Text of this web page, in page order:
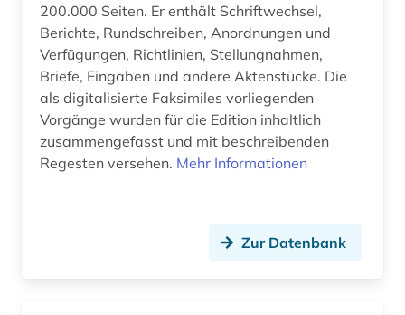
datenschutzrecht (3)
datensicherung (1)
datenverarbeitung (1)
datenwirtschaft (1)
ddr (2)
200.000 Seiten. Er enthält Schriftwechsel,
Berichte, Rundschreiben, Anordnungen und
Verfügungen, Richtlinien, Stellungnahmen,
Briefe, Eingaben und andere Aktenstücke. Die
als digitalisierte Faksimiles vorliegenden
Vorgänge wurden für die Edition inhaltlich
zusammengefasst und mit beschreibenden
Regesten versehen. Mehr Informationen
Zur Datenbank